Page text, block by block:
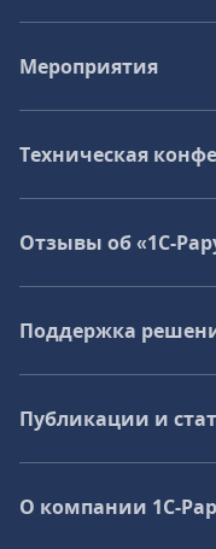
Мероприятия
Техническая
Отзывы об «1С-
Поддержка
Публикации и
О компании 1C-